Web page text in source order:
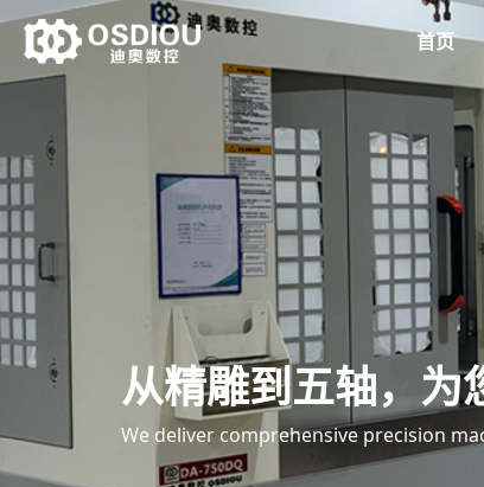
首页
从精雕到五轴，为
We deliver comprehensive precision